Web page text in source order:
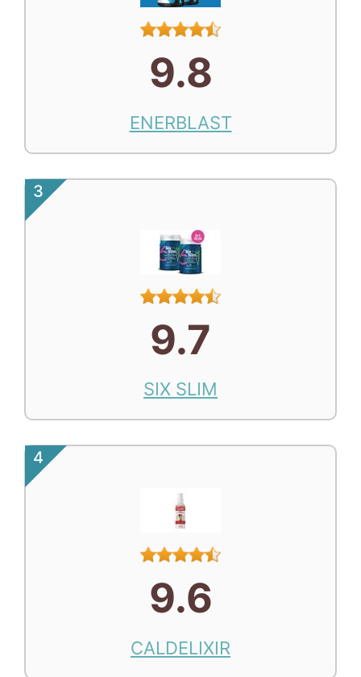
9.8
ENERBLAST
3
9.7
SIX SLIM
4
9.6
CALDELIXIR